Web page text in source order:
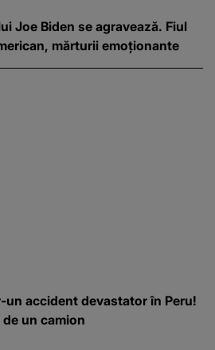
Joe Biden se agravează. Fiul
mărturii emoționante
un accident devastator în Peru!
un camion